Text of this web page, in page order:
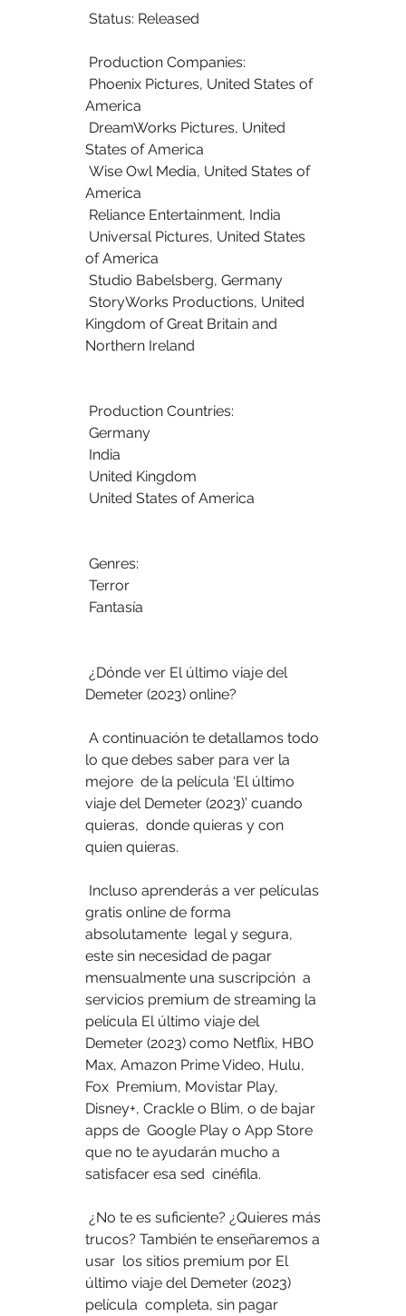
Status: Released
Production Companies:
America
States of America
America
Reliance Entertainment, India
of America
Studio Babelsberg, Germany
Kingdom of Great Britain and
Northern Ireland
Production Countries:
Germany
India
United Kingdom
United States of America
Genres:
Terror
Fantasía
Demeter (2023) online?
lo que debes saber para ver la
mejore  de la película ‘El último
viaje del Demeter (2023)’ cuando
quieras,  donde quieras y con
quien quieras.
gratis online de forma
absolutamente  legal y segura,
este sin necesidad de pagar
mensualmente una suscripción  a
servicios premium de streaming la
película El último viaje del
Demeter (2023) como Netflix, HBO
Max, Amazon Prime Video, Hulu,
Fox  Premium, Movistar Play,
Disney+, Crackle o Blim, o de bajar
apps de  Google Play o App Store
que no te ayudarán mucho a
satisfacer esa sed  cinéfila.
trucos? También te enseñaremos a
usar  los sitios premium por El
último viaje del Demeter (2023)
película  completa, sin pagar